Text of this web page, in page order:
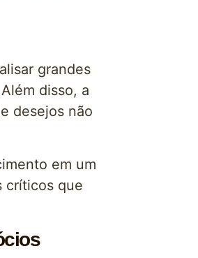
grandes
disso, a
desejos não
em um
críticos que